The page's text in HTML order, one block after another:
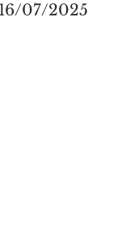
16/07/2025